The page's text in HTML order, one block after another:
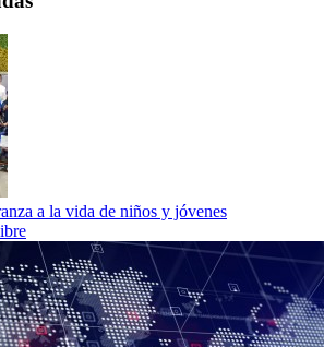
a la vida de niños y jóvenes